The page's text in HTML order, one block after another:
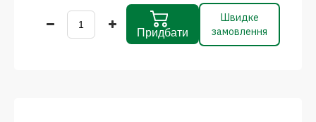
Придбати
Швидке
замовлення